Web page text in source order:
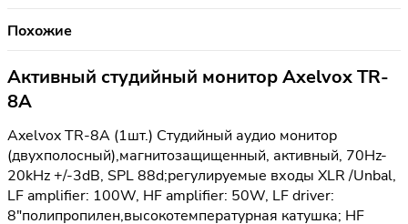
Похожие
Активный студийный монитор Axelvox TR-
8A
Axelvox TR-8A (1шт.) Студийный аудио монитор
(двухполосный),магнитозащищенный, активный, 70Hz-
20kHz +/-3dB, SPL 88d;регулируемые входы XLR /Unbal,
LF amplifier: 100W, HF amplifier: 50W, LF driver:
8"полипропилен,высокотемпературная катушка; HF